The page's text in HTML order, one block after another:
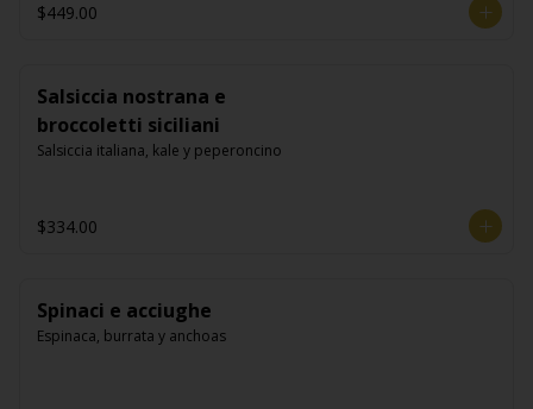
$449.00
Salsiccia nostrana e
broccoletti siciliani
Salsiccia italiana, kale y peperoncino
$334.00
Spinaci e acciughe
Espinaca, burrata y anchoas